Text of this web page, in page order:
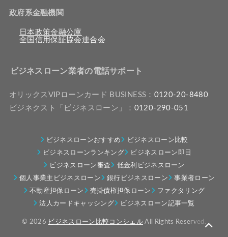
政府系金融機関
日本政策金融公庫
全国信用保証協会連合会
ビジネスローン業者の電話サポート
オリックスVIPローンカード BUSINESS： 0120-20-8480
ビジネクスト「ビジネスローン」： 0120-290-051
ビジネスローンおすすめ
ビジネスローン比較
ビジネスローンランキング
ビジネスローン即日
ビジネスローン審査
低金利ビジネスローン
個人事業主ビジネスローン
銀行ビジネスローン
事業者ローン
不動産担保ローン
売掛債権担保ローン
ファクタリング
法人カードキャッシング
ビジネスローン記事一覧
© 2026 ビジネスローン比較コンシェル All Rights Reserved.